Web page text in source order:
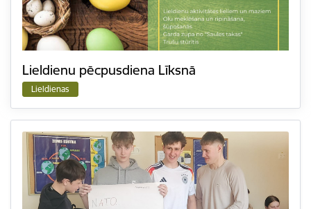
Lieldienu pēcpusdiena Līksnā
Lieldienas